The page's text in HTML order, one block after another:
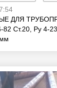
ДЛЯ
Ст.20, Ру 4-